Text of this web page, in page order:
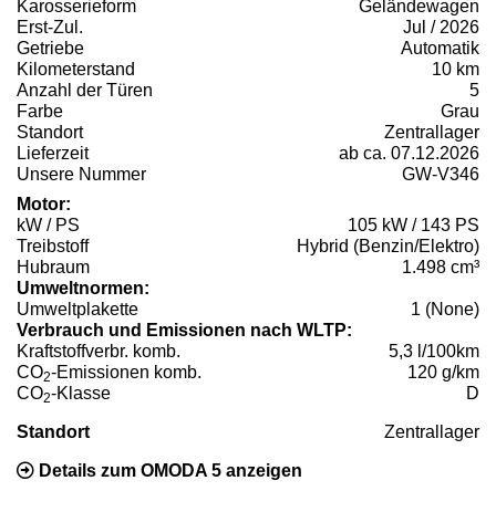
Karosserieform
Geländewagen
Erst-Zul.
Jul / 2026
Getriebe
Automatik
Kilometerstand
10 km
Anzahl der Türen
5
Farbe
Grau
Standort
Zentrallager
Lieferzeit
ab ca. 07.12.2026
Unsere Nummer
GW-V346
Motor:
kW / PS
105 kW / 143 PS
Treibstoff
Hybrid (Benzin/Elektro)
Hubraum
1.498 cm³
Umweltnormen:
Umweltplakette
1 (None)
Verbrauch und Emissionen nach WLTP:
Kraftstoffverbr. komb.
5,3 l/100km
CO2-Emissionen komb.
120 g/km
CO2-Klasse D
Standort Zentrallager
Details zum OMODA 5 anzeigen